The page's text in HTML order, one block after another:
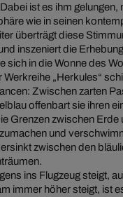
ist es ihm gelungen,
wie in seinen
überträgt diese
inszeniert die
sich in die Wonne des
Werkreihe „Herkules“
Zwischen zarten
offenbart sie ihren
Grenzen zwischen Erde
und
zwischen den
ins Flugzeug steigt,
immer höher steigt, ist